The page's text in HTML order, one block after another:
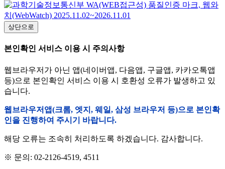
상단으로
본인확인 서비스 이용 시 주의사항
웹브라우저가 아닌 앱(네이버앱, 다음앱, 구글앱, 카카오톡앱
등)으로 본인확인 서비스 이용 시 호환성 오류가 발생하고 있
습니다.
웹브라우저앱(크롬, 엣지, 웨일, 삼성 브라우저 등)으로 본인확
인을 진행하여 주시기 바랍니다.
해당 오류는 조속히 처리하도록 하겠습니다. 감사합니다.
※ 문의: 02-2126-4519, 4511